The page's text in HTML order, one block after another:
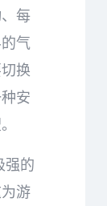
每
气
换
安
强的
游